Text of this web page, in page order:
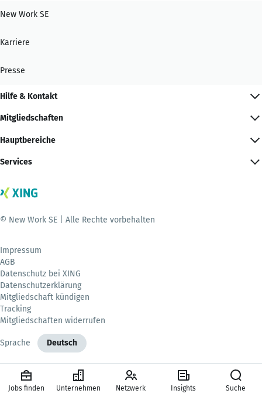
New Work SE
Karriere
Presse
Hilfe & Kontakt
Mitgliedschaften
Hauptbereiche
Services
© New Work SE | Alle Rechte vorbehalten
Impressum
AGB
Datenschutz bei XING
Datenschutzerklärung
Mitgliedschaft kündigen
Tracking
Mitgliedschaften widerrufen
Sprache Deutsch
Jobs finden Unternehmen Netzwerk Insights Suche